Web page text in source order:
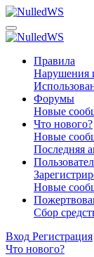
Правила
Нарушения
Форумы
Новые
Что нового?
Новые
Последняя
Новые
Сбор
Вход Регистрация
Что нового?